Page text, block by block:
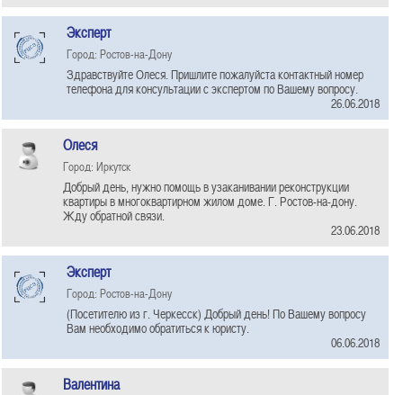
Эксперт
Город: Ростов-на-Дону
Здравствуйте Олеся. Пришлите пожалуйста контактный номер
телефона для консультации с экспертом по Вашему вопросу.
26.06.2018
Олеся
Город: Иркутск
Добрый день, нужно помощь в узаканивании реконструкции
квартиры в многоквартирном жилом доме. Г. Ростов-на-дону.
Жду обратной связи.
23.06.2018
Эксперт
Город: Ростов-на-Дону
(Посетителю из г. Черкесск) Добрый день! По Вашему вопросу
Вам необходимо обратиться к юристу.
06.06.2018
Валентина